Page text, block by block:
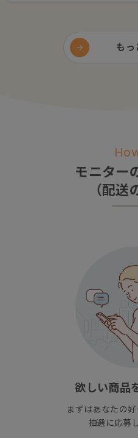
もっ
モニター
（配送
欲しい商品
まずはあなたの
抽選に応募